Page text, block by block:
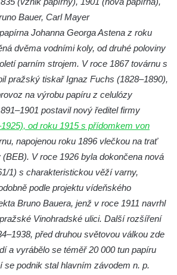
v Ústí nad Labem
Ústí nad Labem
muzea v Ústí nad
a měšťanská škola)
Spálov na řece Jizeře
sloupu ve Chřibské
Tadeáše Haenkeho
Chřibské
školy v Lužci nad Vltavou
Bílina-Kyselka
Bauer, Carl Mayer
Johanna Georga Astena z roku
dvěma vodními koly, od druhé poloviny
parním strojem. V roce 1867 továrnu s
pražský tiskař Ignaz Fuchs (1828–1890),
na výrobu papíru z celulózy
postavil nový ředitel firmy
od roku 1915 s přídomkem von
napojenou roku 1896 vlečkou na trať
V roce 1926 byla dokončena nová
1) s charakteristickou věží varny,
podle projektu vídeňského
Bruno Bauera, jenž v roce 1911 navrhl
Vinohradské ulici. Další rozšíření
před druhou světovou válkou zde
a vyrábělo se téměř 20 000 tun papíru
se podnik stal hlavním závodem n. p.